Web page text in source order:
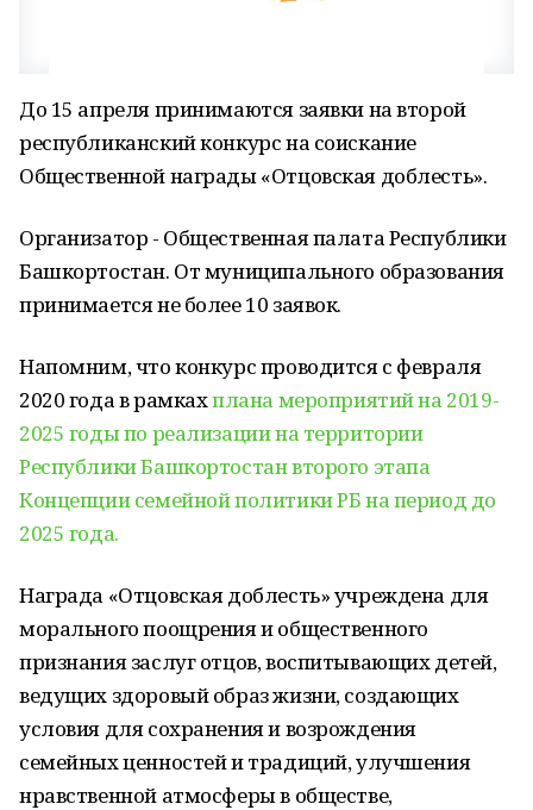
До 15 апреля принимаются заявки на второй
республиканский конкурс на соискание
Общественной награды «Отцовская доблесть».
Организатор - Общественная палата Республики
Башкортостан. От муниципального образования
принимается не более 10 заявок.
Напомним, что конкурс проводится с февраля
2020 года в рамкахплана мероприятий на 2019-
2025 годы по реализации на территории
Республики Башкортостан второго этапа
Концепции семейной политики РБ на период до
2025 года.
Награда «Отцовская доблесть» учреждена для
морального поощрения и общественного
признания заслуг отцов, воспитывающих детей,
ведущих здоровый образ жизни, создающих
условия для сохранения и возрождения
семейных ценностей и традиций, улучшения
нравственной атмосферы в обществе,